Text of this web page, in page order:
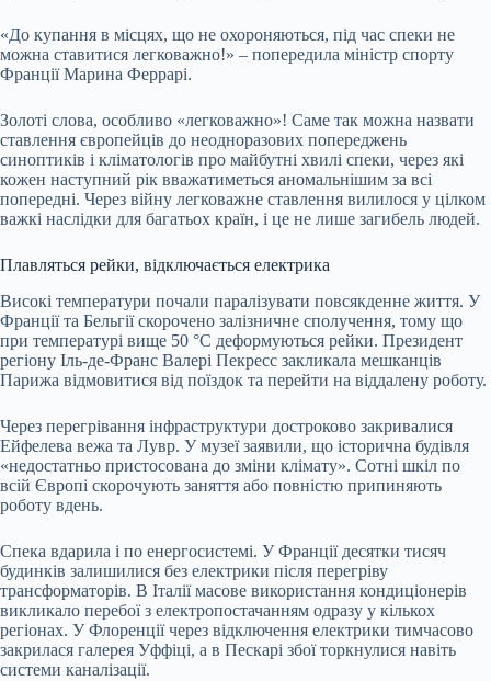
«До купання в місцях, що не охороняються, під час спеки не
можна ставитися легковажно!» – попередила міністр спорту
Франції Марина Феррарі.
Золоті слова, особливо «легковажно»! Саме так можна назвати
ставлення європейців до неодноразових попереджень
синоптиків і кліматологів про майбутні хвилі спеки, через які
кожен наступний рік вважатиметься аномальнішим за всі
попередні. Через війну легковажне ставлення вилилося у цілком
важкі наслідки для багатьох країн, і це не лише загибель людей.
Плавляться рейки, відключається електрика
Високі температури почали паралізувати повсякденне життя. У
Франції та Бельгії скорочено залізничне сполучення, тому що
при температурі вище 50 °C деформуються рейки. Президент
регіону Іль-де-Франс Валері Пекресс закликала мешканців
Парижа відмовитися від поїздок та перейти на віддалену роботу.
Через перегрівання інфраструктури достроково закривалися
Ейфелева вежа та Лувр. У музеї заявили, що історична будівля
«недостатньо пристосована до зміни клімату». Сотні шкіл по
всій Європі скорочують заняття або повністю припиняють
роботу вдень.
Спека вдарила і по енергосистемі. У Франції десятки тисяч
будинків залишилися без електрики після перегріву
трансформаторів. В Італії масове використання кондиціонерів
викликало перебої з електропостачанням одразу у кількох
регіонах. У Флоренції через відключення електрики тимчасово
закрилася галерея Уффіці, а в Пескарі збої торкнулися навіть
системи каналізації.